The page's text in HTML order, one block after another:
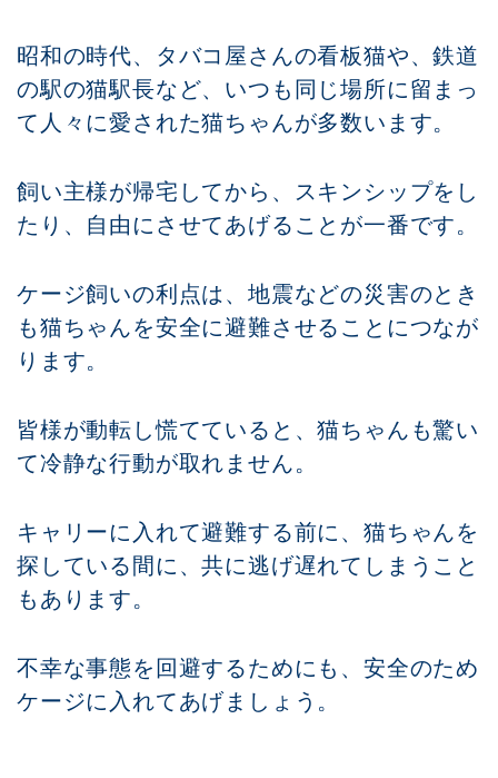
昭和の時代、タバコ屋さんの看板猫や、鉄道
の駅の猫駅長など、いつも同じ場所に留まっ
て人々に愛された猫ちゃんが多数います。
飼い主様が帰宅してから、スキンシップをし
たり、自由にさせてあげることが一番です。
ケージ飼いの利点は、地震などの災害のとき
も猫ちゃんを安全に避難させることにつなが
ります。
皆様が動転し慌てていると、猫ちゃんも驚い
て冷静な行動が取れません。
キャリーに入れて避難する前に、猫ちゃんを
探している間に、共に逃げ遅れてしまうこと
もあります。
不幸な事態を回避するためにも、安全のため
ケージに入れてあげましょう。